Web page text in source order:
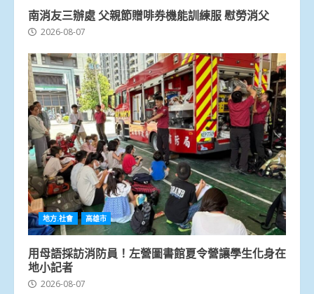
南消友三辦處 父親節贈啡券機能訓練服 慰勞消父
2026-08-07
地方.社會 高雄市
用母語採訪消防員！左營圖書館夏令營讓學生化身在
地小記者
2026-08-07